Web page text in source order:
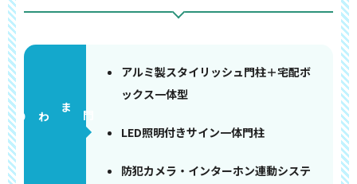
門まわり
アルミ製スタイリッシュ門柱＋宅配ボ
ックス一体型
LED照明付きサイン一体門柱
防犯カメラ・インターホン連動システ